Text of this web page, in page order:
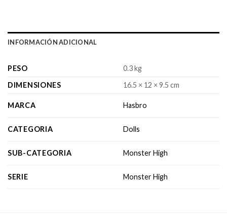
INFORMACIÓN ADICIONAL
PESO
0.3 kg
DIMENSIONES
16.5 × 12 × 9.5 cm
MARCA Hasbro
CATEGORIA Dolls
SUB-CATEGORIA Monster High
SERIE Monster High